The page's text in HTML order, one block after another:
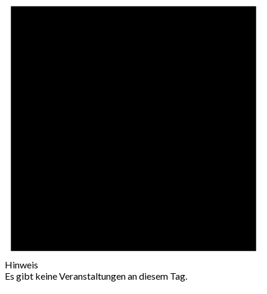
Hinweis
Es gibt keine Veranstaltungen an diesem Tag.